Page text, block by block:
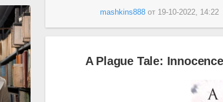
mashkins888от 19-10-2022, 14:22
A Plague Tale: